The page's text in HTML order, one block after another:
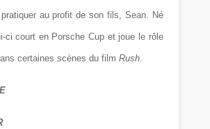
au profit de son fils, Sean. Né
ci court en Porsche Cup et joue le rôle
certaines scènes du filmRush.